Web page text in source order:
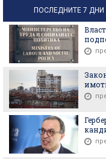
ПОСЛЕДНИТЕ 7 ДНИ